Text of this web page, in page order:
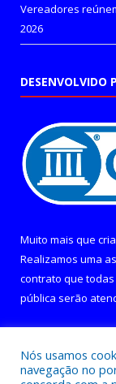
Vereadores
2026
DESENVOLVIDO
Muito mais que
Realizamos uma
contrato que
pública serão
Nós usamos
navegação no